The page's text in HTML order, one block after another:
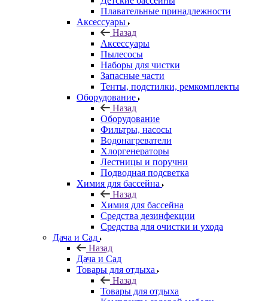
Плавательные принадлежности
Аксессуары
Назад
Аксессуары
Пылесосы
Наборы для чистки
Запасные части
Тенты, подстилки, ремкомплекты
Оборудование
Назад
Оборудование
Фильтры, насосы
Водонагреватели
Хлоргенераторы
Лестницы и поручни
Подводная подсветка
Химия для бассейна
Назад
Химия для бассейна
Средства дезинфекции
Средства для очистки и ухода
Дача и Сад
Назад
Дача и Сад
Товары для отдыха
Назад
Товары для отдыха